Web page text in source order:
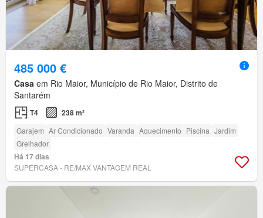
485 000 €
Casa em Rio Maior, Município de Rio Maior, Distrito de
Santarém
T4 238 m²
Garajem Ar Condicionado Varanda Aquecimento Piscina Jardim
Grelhador
Há 17 dias
SUPERCASA - RE/MAX VANTAGEM REAL